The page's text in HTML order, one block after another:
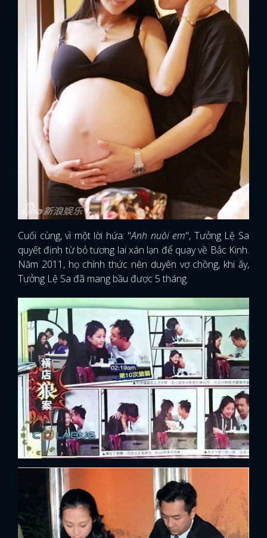
Cuối cùng, vì một lời hứa: "Anh nuôi em", Tưởng Lệ Sa
quyết định từ bỏ tương lai xán lạn để quay về Bắc Kinh.
Năm 2011, họ chính thức nên duyên vợ chồng, khi ấy,
Tưởng Lệ Sa đã mang bầu được 5 tháng.